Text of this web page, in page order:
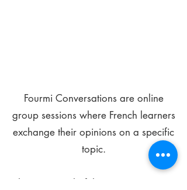
Fourmi Conversations are online
group sessions where French learners
exchange their opinions on a specific
topic.
The main goal of these meetings is to